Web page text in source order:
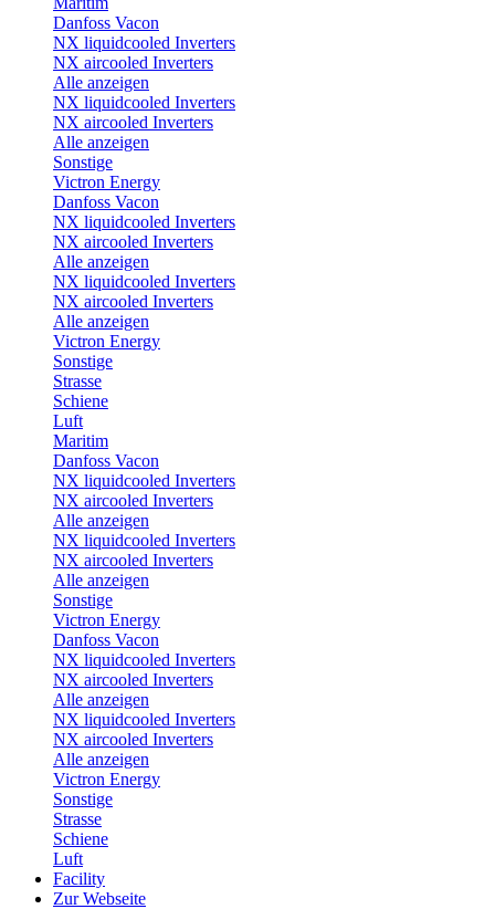
Danfoss Vacon
NX liquidcooled Inverters
NX aircooled Inverters
Alle anzeigen
NX liquidcooled Inverters
NX aircooled Inverters
Alle anzeigen
Sonstige
Victron Energy
Danfoss Vacon
NX liquidcooled Inverters
NX aircooled Inverters
Alle anzeigen
NX liquidcooled Inverters
NX aircooled Inverters
Alle anzeigen
Victron Energy
Sonstige
Strasse
Schiene
Luft
Maritim
Danfoss Vacon
NX liquidcooled Inverters
NX aircooled Inverters
Alle anzeigen
NX liquidcooled Inverters
NX aircooled Inverters
Alle anzeigen
Sonstige
Victron Energy
Danfoss Vacon
NX liquidcooled Inverters
NX aircooled Inverters
Alle anzeigen
NX liquidcooled Inverters
NX aircooled Inverters
Alle anzeigen
Victron Energy
Sonstige
Strasse
Schiene
Luft
Facility
Zur Webseite